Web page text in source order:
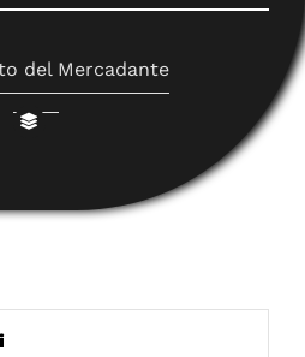
del Mercadante